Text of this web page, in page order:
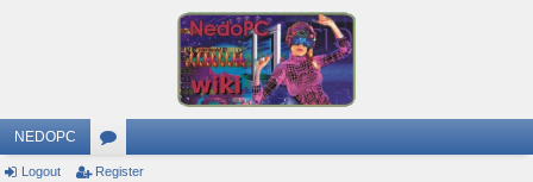
NEDOPC
or
Logout Register